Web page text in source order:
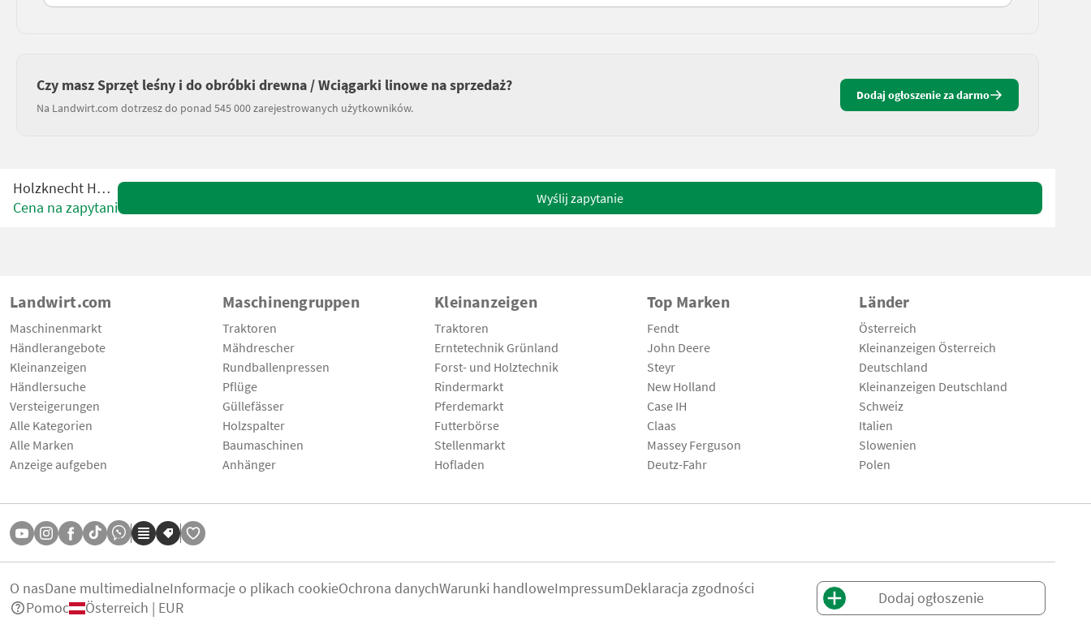
Czy masz Sprzęt leśny i do obróbki drewna / Wciągarki linowe na sprzedaż?
Na Landwirt.com dotrzesz do ponad 545 000 zarejestrowanych użytkowników.
Dodaj ogłoszenie za darmo
Holzknecht HS 150
Cena na zapytanie
Wyślij zapytanie
Landwirt.com
Maschinenmarkt
Händlerangebote
Kleinanzeigen
Händlersuche
Versteigerungen
Alle Kategorien
Alle Marken
Anzeige aufgeben
Maschinengruppen
Traktoren
Mähdrescher
Rundballenpressen
Pflüge
Güllefässer
Holzspalter
Baumaschinen
Anhänger
Kleinanzeigen
Traktoren
Erntetechnik Grünland
Forst- und Holztechnik
Rindermarkt
Pferdemarkt
Futterbörse
Stellenmarkt
Hofladen
Top Marken
Fendt
John Deere
Steyr
New Holland
Case IH
Claas
Massey Ferguson
Deutz-Fahr
Länder
Österreich
Kleinanzeigen Österreich
Deutschland
Kleinanzeigen Deutschland
Schweiz
Italien
Slowenien
Polen
O nasDane multimedialneInformacje o plikach cookieOchrona danychWarunki handloweImpressumDeklaracja zgodności
Pomoc
Österreich | EUR
Dodaj ogłoszenie